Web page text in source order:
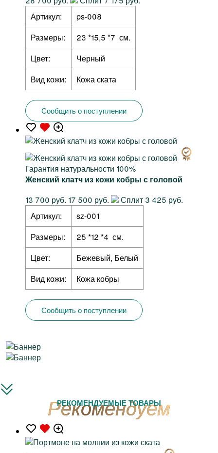
Артикул:
ps-008
Размеры:
23 *15,5 *7 см.
Цвет:
Черный
Вид кожи:
Кожа ската
Сообщить о поступлении
Гарантия натуральности 100%
Женский клатч из кожи кобры с головой
13 700 руб. 17 500 руб.
Сплит 3 425 руб.
Артикул:
sz-001
Размеры:
25 *12 *4 см.
Цвет:
Бежевый, Белый
Вид кожи:
Кожа кобры
Сообщить о поступлении
РЕКОМЕНДУЕМЫЕ ТОВАРЫ